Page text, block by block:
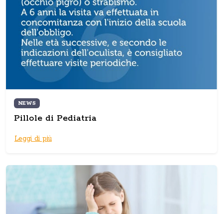
NEWS
Pillole di Pediatria
Leggi di più